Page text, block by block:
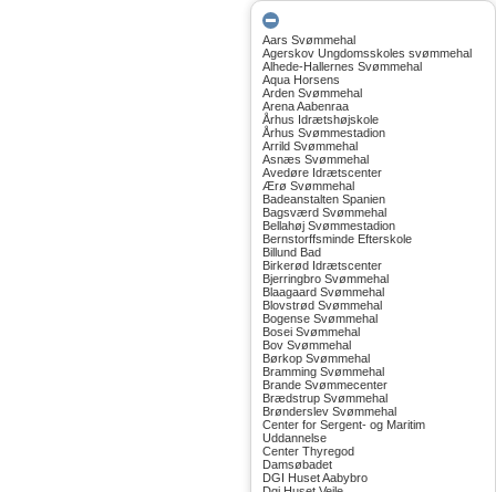
Aars Svømmehal
Agerskov Ungdomsskoles svømmehal
Alhede-Hallernes Svømmehal
Aqua Horsens
Arden Svømmehal
Arena Aabenraa
Århus Idrætshøjskole
Århus Svømmestadion
Arrild Svømmehal
Asnæs Svømmehal
Avedøre Idrætscenter
Ærø Svømmehal
Badeanstalten Spanien
Bagsværd Svømmehal
Bellahøj Svømmestadion
Bernstorffsminde Efterskole
Billund Bad
Birkerød Idrætscenter
Bjerringbro Svømmehal
Blaagaard Svømmehal
Blovstrød Svømmehal
Bogense Svømmehal
Bosei Svømmehal
Bov Svømmehal
Børkop Svømmehal
Bramming Svømmehal
Brande Svømmecenter
Brædstrup Svømmehal
Brønderslev Svømmehal
Center for Sergent- og Maritim
Uddannelse
Center Thyregod
Damsøbadet
DGI Huset Aabybro